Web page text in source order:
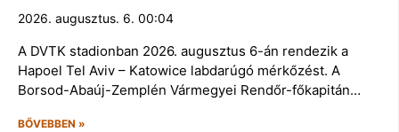
2026. augusztus. 6. 00:04
A DVTK stadionban 2026. augusztus 6-án rendezik a
Hapoel Tel Aviv – Katowice labdarúgó mérkőzést. A
Borsod-Abaúj-Zemplén Vármegyei Rendőr-főkapitán…
BŐVEBBEN »